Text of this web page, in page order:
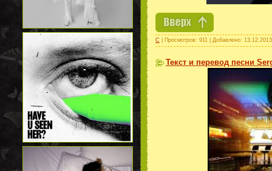
С | Просмотров: 911 | Добавлено: 13.12.2013
Текст и перевод песни